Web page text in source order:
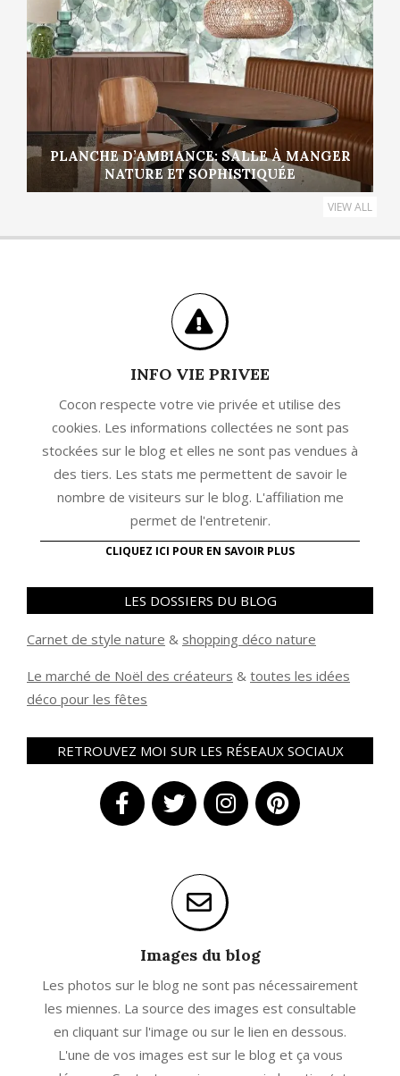
PLANCHE D’AMBIANCE: SALLE À MANGER
NATURE ET SOPHISTIQUÉE
VIEW ALL
INFO VIE PRIVEE
Cocon respecte votre vie privée et utilise des
cookies. Les informations collectées ne sont pas
stockées sur le blog et elles ne sont pas vendues à
des tiers. Les stats me permettent de savoir le
nombre de visiteurs sur le blog. L'affiliation me
permet de l'entretenir.
CLIQUEZ ICI POUR EN SAVOIR PLUS
LES DOSSIERS DU BLOG
Carnet de style nature & shopping déco nature
Le marché de Noël des créateurs & toutes les idées
déco pour les fêtes
RETROUVEZ MOI SUR LES RÉSEAUX SOCIAUX
Images du blog
Les photos sur le blog ne sont pas nécessairement
les miennes. La source des images est consultable
en cliquant sur l'image ou sur le lien en dessous.
L'une de vos images est sur le blog et ça vous